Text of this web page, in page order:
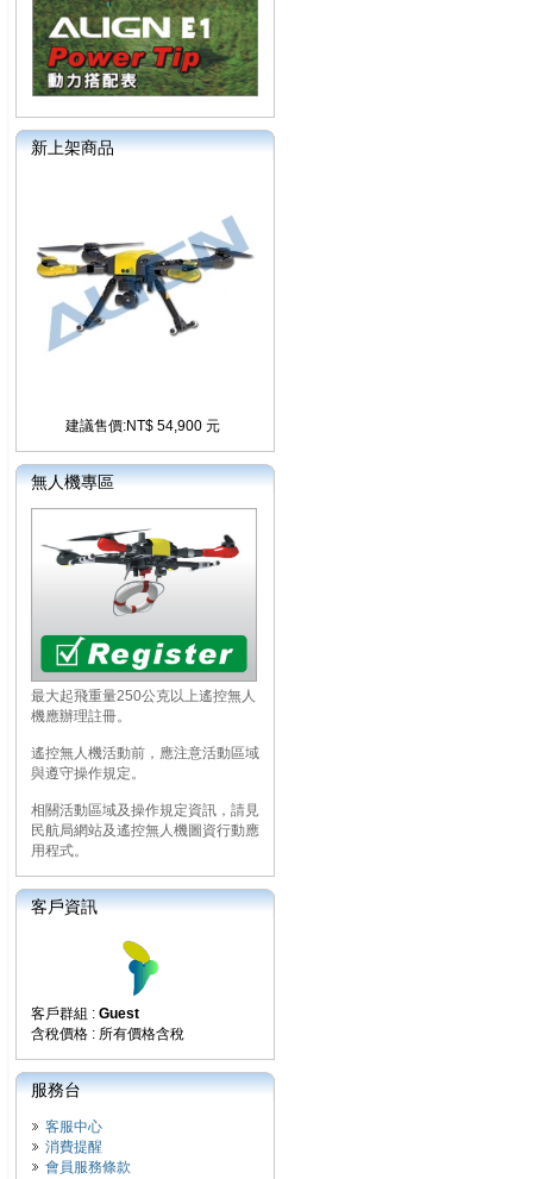
新上架商品
建議售價:NT$ 54,900 元
無人機專區
最大起飛重量250公克以上遙控無人
機應辦理註冊。
遙控無人機活動前，應注意活動區域
與遵守操作規定。
相關活動區域及操作規定資訊，請見
民航局網站及遙控無人機圖資行動應
用程式。
客戶資訊
客戶群組 : Guest
含稅價格 : 所有價格含稅
服務台
客服中心
消費提醒
會員服務條款